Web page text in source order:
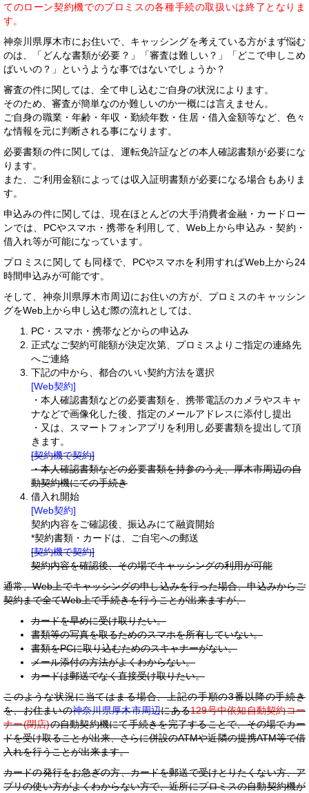
てのローン契約機でのプロミスの各種手続の取扱いは終了となりま
す。
神奈川県厚木市にお住いで、キャッシングを考えている方がまず悩む
のは、「どんな書類が必要？」「審査は難しい？」「どこで申しこめ
ばいいの？」というような事ではないでしょうか？
審査の件に関しては、全て申し込むご自身の状況によります。
そのため、審査が簡単なのか難しいのか一概には言えません。
ご自身の職業・年齢・年収・勤続年数・住居・借入金額等など、色々
な情報を元に判断される事になります。
必要書類の件に関しては、運転免許証などの本人確認書類が必要にな
ります。
また、ご利用金額によっては収入証明書類が必要になる場合もありま
す。
申込みの件に関しては、現在ほとんどの大手消費者金融・カードロー
ンでは、PCやスマホ・携帯を利用して、Web上から申込み・契約・
借入れ等が可能になっています。
プロミスに関しても同様で、PCやスマホを利用すればWeb上から24
時間申込みが可能です。
そして、神奈川県厚木市周辺にお住いの方が、プロミスのキャッシン
グをWeb上から申し込む際の流れとしては、
PC・スマホ・携帯などからの申込み
正式なご契約可能額が決定次第、プロミスよりご指定の連絡先
へご連絡
下記の中から、都合のいい契約方法を選択
[Web契約]
・本人確認書類などの必要書類を、携帯電話のカメラやスキャ
ナなどで画像化した後、指定のメールアドレスに添付し提出
・又は、スマートフォンアプリを利用し必要書類を提出して頂
きます。
[契約機で契約]
・本人確認書類などの必要書類を持参のうえ、厚木市周辺の自
動契約機にての手続き
借入れ開始
[Web契約]
契約内容をご確認後、振込みにて融資開始
*契約書類・カードは、ご自宅への郵送
[契約機で契約]
契約内容を確認後、その場でキャッシングの利用が可能
通常、Web上でキャッシングの申し込みを行った場合、申込みからご
契約まで全てWeb上で手続きを行うことが出来ますが、
カードを早めに受け取りたい。
書類等の写真を取るためのスマホを所有していない。
書類をPCに取り込むためのスキャナーがない。
メール添付の方法がよくわからない。
カードは郵送でなく直接受け取りたい。
このような状況に当てはまる場合、上記の手順の3番以降の手続き
を、お住まいの神奈川県厚木市周辺にある129号中依知自動契約コー
ナー(閉店)の自動契約機にて手続きを完了することで、その場でカー
ドを受け取ることが出来、さらに併設のATMや近隣の提携ATM等で借
入れを行うことが出来ます。
カードの発行をお急ぎの方、カードを郵送で受けとりたくない方、ア
プリの使い方がよくわからない方で、近所にプロミスの自動契約機が